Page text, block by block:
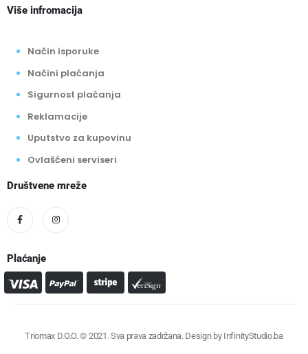
Više infromacija
Način isporuke
Načini plaćanja
Sigurnost plaćanja
Reklamacije
Uputstvo za kupovinu
Ovlašćeni serviseri
Društvene mreže
Plaćanje
Triomax D.O.O. © 2021. Sva prava zadržana. Design by InfinityStudio.ba